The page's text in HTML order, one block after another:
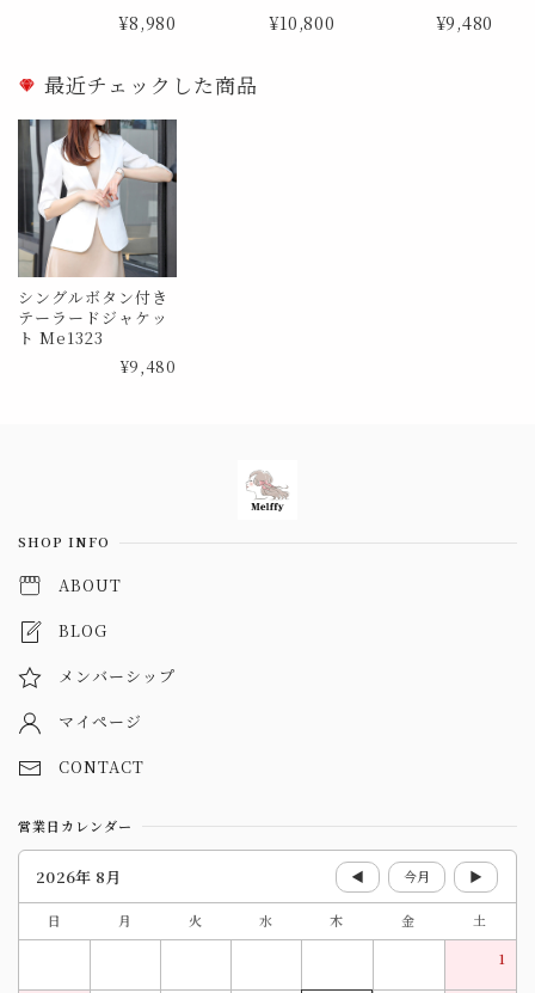
¥8,980 ¥10,800 ト Me1089 Mサイ
¥9,480
最近チェックした商品
シングルボタン付き
テーラードジャケッ
ト Me1323
¥9,480
SHOP INFO
ABOUT
BLOG
メンバーシップ
マイページ
CONTACT
営業日カレンダー
2026年 8月 ◀ 今月 ▶
日 月 火 水 木 金
土
1